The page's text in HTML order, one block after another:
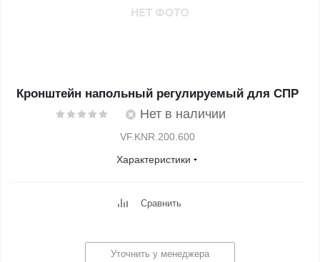
Кронштейн напольный регулируемый для СПР
Нет в наличии
VF.KNR.200.600
Характеристики
Сравнить
Уточнить у менеджера